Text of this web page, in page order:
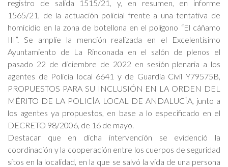
registro de salida 1515/21, y, en resumen, en informe
1565/21, de la actuación policial frente a una tentativa de
homicidio en la zona de botellona en el polígono “El cáñamo
III”. Se amplíe la mención realizada en el Excelentísimo
Ayuntamiento de La Rinconada en el salón de plenos el
pasado 22 de diciembre de 2022 en sesión plenaria a los
agentes de Policía local 6641 y de Guardia Civil Y79575B,
PROPUESTOS PARA SU INCLUSIÓN EN LA ORDEN DEL
MÉRITO DE LA POLICÍA LOCAL DE ANDALUCÍA, junto a
los agentes ya propuestos, en base a lo especificado en el
DECRETO 98/2006, de 16 de mayo.
Destacar que en dicha intervención se evidenció la
coordinación y la cooperación entre los cuerpos de seguridad
sitos en la localidad, en la que se salvó la vida de una persona